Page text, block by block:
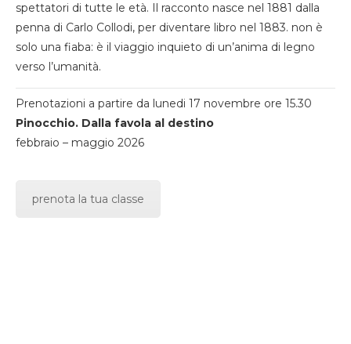
spettatori di tutte le età. Il racconto nasce nel 1881 dalla
penna di Carlo Collodi, per diventare libro nel 1883. non è
solo una fiaba: è il viaggio inquieto di un’anima di legno
verso l’umanità.
Prenotazioni a partire da lunedi 17 novembre ore 15.30
Pinocchio. Dalla favola al destino
febbraio – maggio 2026
prenota la tua classe